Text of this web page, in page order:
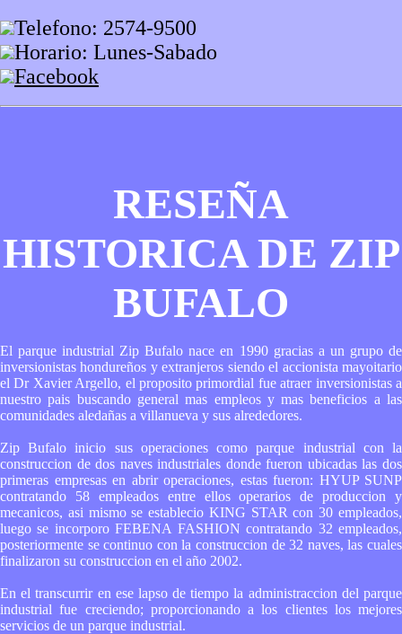
Telefono: 2574-9500
Horario: Lunes-Sabado
Facebook
RESEÑA
HISTORICA DE ZIP
BUFALO
El parque industrial Zip Bufalo nace en 1990 gracias a un grupo de
inversionistas hondureños y extranjeros siendo el accionista mayoitario
el Dr Xavier Argello, el proposito primordial fue atraer inversionistas a
nuestro pais buscando general mas empleos y mas beneficios a las
comunidades aledañas a villanueva y sus alrededores.
Zip Bufalo inicio sus operaciones como parque industrial con la
construccion de dos naves industriales donde fueron ubicadas las dos
primeras empresas en abrir operaciones, estas fueron: HYUP SUNP
contratando 58 empleados entre ellos operarios de produccion y
mecanicos, asi mismo se establecio KING STAR con 30 empleados,
luego se incorporo FEBENA FASHION contratando 32 empleados,
posteriormente se continuo con la construccion de 32 naves, las cuales
finalizaron su construccion en el año 2002.
En el transcurrir en ese lapso de tiempo la administraccion del parque
industrial fue creciendo; proporcionando a los clientes los mejores
servicios de un parque industrial.